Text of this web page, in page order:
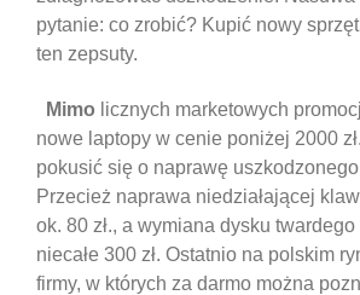
pytanie: co zrobić? Kupić nowy
ten zepsuty.
Mimo licznych marketowych
nowe laptopy w cenie poniżej 2000
pokusić się o naprawę
Przecież naprawa niedziałającej
ok. 80 zł., a wymiana dysku
niecałe 300 zł. Ostatnio na polskim
firmy, w których za darmo można